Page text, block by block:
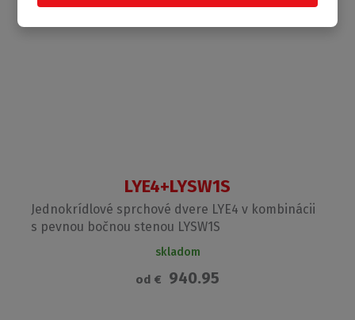
LYE4+LYSW1S
Jednokrídlové sprchové dvere LYE4 v kombinácii
s pevnou bočnou stenou LYSW1S
skladom
od € 940.95